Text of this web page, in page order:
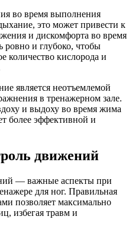
во время выполнения
это может привести к
и дискомфорта во время
ровно и глубоко, чтобы
количество кислорода и
является неотъемлемой
в тренажерном зале.
и выдоху во время жима
более эффективной и
движений
— важные аспекты при
для ног. Правильная
позволяет максимально
избегая травм и